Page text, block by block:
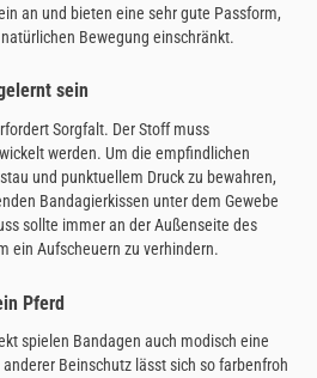
an und bieten eine sehr gute Passform,
Bewegung einschränkt.
sein
Sorgfalt. Der Stoff muss
werden. Um die empfindlichen
und punktuellem Druck zu bewahren,
Bandagierkissen unter dem Gewebe
sollte immer an der Außenseite des
ein Aufscheuern zu verhindern.
Pferd
spielen Bandagen auch modisch eine
Beinschutz lässt sich so farbenfroh